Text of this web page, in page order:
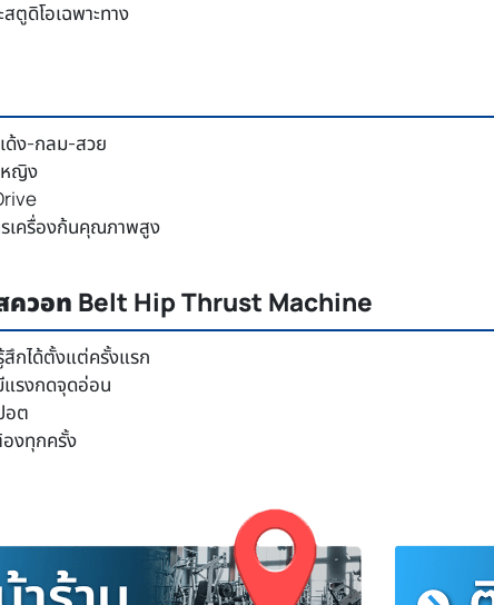
ตูดิโอเฉพาะทาง
ด้ง-กลม-สวย
หญิง
เครื่องก้นคุณภาพสูง
ควอท Belt Hip Thrust Machine
สึกได้ตั้งแต่ครั้งแรก
แรงกดจุดอ่อน
อต
งทุกครั้ง